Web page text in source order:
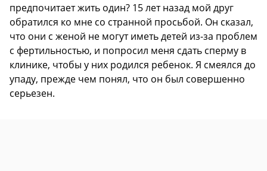
предпочитает жить один? 15 лет назад мой друг
обратился ко мне со странной просьбой. Он сказал,
что они с женой не могут иметь детей из-за проблем
с фертильностью, и попросил меня сдать сперму в
клинике, чтобы у них родился ребенок. Я смеялся до
упаду, прежде чем понял, что он был совершенно
серьезен.